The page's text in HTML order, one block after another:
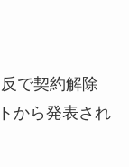
で契約解除
から発表され